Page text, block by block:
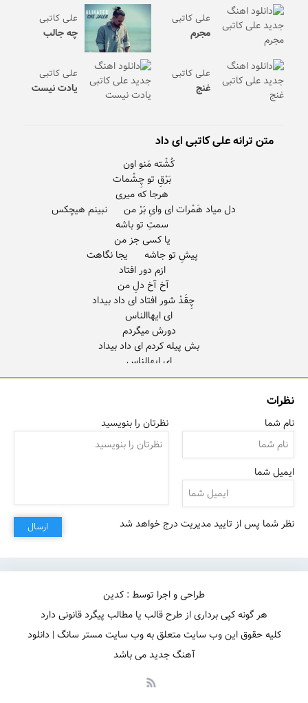
علی کاتبی
مجرم
علی کاتبی
چه جالب
علی کاتبی
غنج
علی کاتبی
یادت نیست
متن ترانه علی کاتبی ای داد
عشق تو توو دلم نشس
نظرات
نام شما
ایمیل شما
نظرتان را بنویسید
نظر شما پس از تایید مدیریت درج خواهد شد ارسال
طراحی و اجرا توسط : کدین
هر گونه کپی برداری از طرح قالب یا مطالب پیگرد قانونی دارد
کلیه حقوق این وب سایت متعلق به وب سایت مستر سانگ | دانلود
آهنگ جدید می باشد